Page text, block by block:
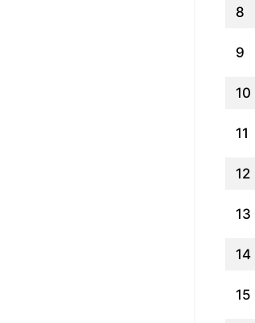
8
9
10
11
12
13
14
15